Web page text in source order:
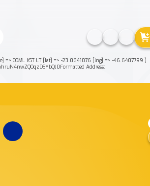
=> COML KST LT [lat] => -23.0641076 [lng] => -46.6407799 )
Address: